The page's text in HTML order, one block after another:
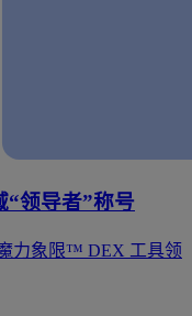
“领导者”称号
魔力象限™ DEX 工具领